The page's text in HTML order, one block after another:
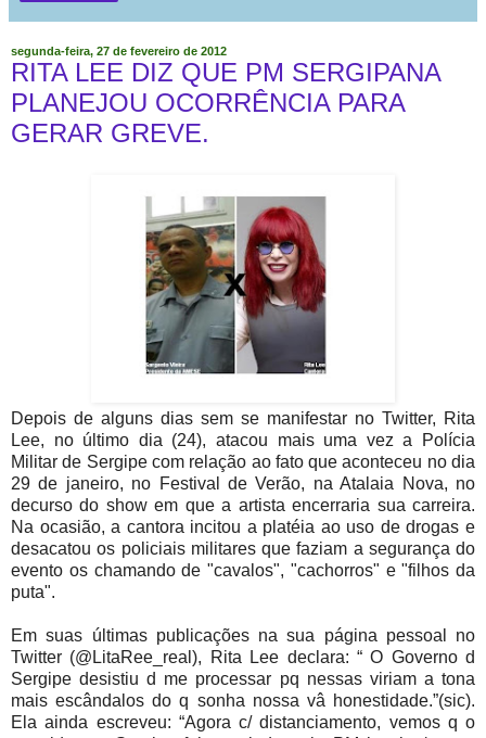
segunda-feira, 27 de fevereiro de 2012
RITA LEE DIZ QUE PM SERGIPANA
PLANEJOU OCORRÊNCIA PARA
GERAR GREVE.
Depois de alguns dias sem se manifestar no Twitter, Rita
Lee, no último dia (24), atacou mais uma vez a Polícia
Militar de Sergipe com relação ao fato que aconteceu no dia
29 de janeiro, no Festival de Verão, na Atalaia Nova, no
decurso do show em que a artista encerraria sua carreira.
Na ocasião, a cantora incitou a platéia ao uso de drogas e
desacatou os policiais militares que faziam a segurança do
evento os chamando de "cavalos", "cachorros" e "filhos da
puta".
Em suas últimas publicações na sua página pessoal no
Twitter (@LitaRee_real), Rita Lee declara: “ O Governo d
Sergipe desistiu d me processar pq nessas viriam a tona
mais escândalos do q sonha nossa vâ honestidade.”(sic).
Ela ainda escreveu: “Agora c/ distanciamento, vemos q o